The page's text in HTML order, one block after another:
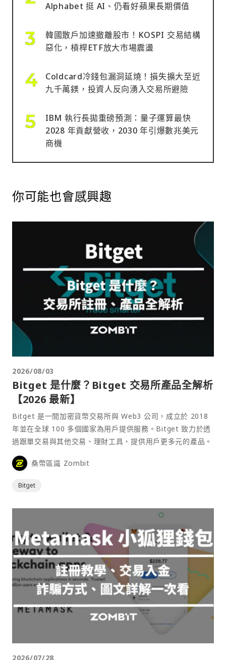
Alphabet 挺 AI、仍看好蘋果長期價值
韓國散戶加速撤離股市！KOSPI 交易結構
惡化，槓桿ETF放大市場震盪
Coldcard冷錢包漏洞延燒！損失擴大至近
九千萬鎂，投資人反向湧入交易所避險
IBM 執行長拋重磅預測：量子運算最快
2028 年貢獻營收，2030 年引爆數兆美元
商機
你可能也會感興趣
2026/08/03
Bitget 是什麼？Bitget 交易所產品全解析
【2026 最新】
Bitget 是一間加密貨幣交易所與 Web3 公司，成立於 2018
年並在全球 100 多個國家為用戶提供服務。Bitget 致力於透
過跟單交易與其他交易、理財工具，提供用戶更多元的產品。
桑幣區識 Zombit
Bitget
2026/07/28